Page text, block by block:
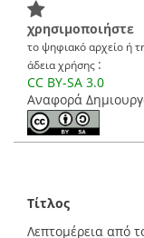
χρησιμοποιήστε
το ψηφιακό αρχείο ή
άδεια χρήσης :
CC BY-SA 3.0
Αναφορά
Τίτλος
Λεπτομέρεια από